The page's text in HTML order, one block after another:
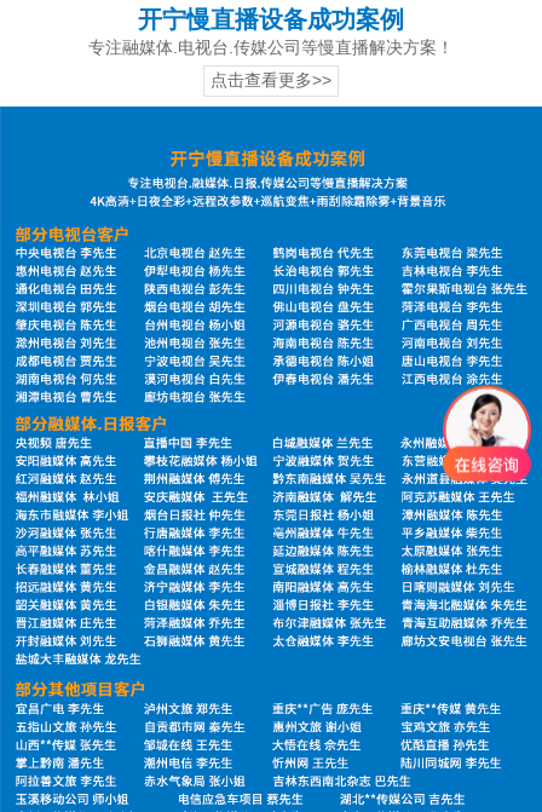
开宁慢直播设备成功案例
专注融媒体.电视台.传媒公司等慢直播解决方案！
点击查看更多>>